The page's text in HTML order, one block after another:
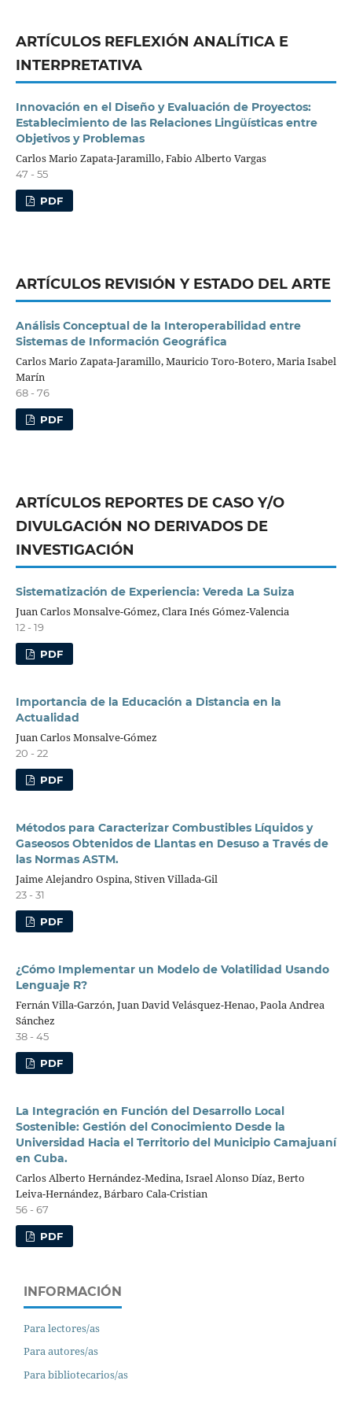
ARTÍCULOS REFLEXIÓN ANALÍTICA E
INTERPRETATIVA
Innovación en el Diseño y Evaluación de Proyectos:
Establecimiento de las Relaciones Lingüísticas entre
Objetivos y Problemas
Carlos Mario Zapata-Jaramillo, Fabio Alberto Vargas
47 - 55
PDF
ARTÍCULOS REVISIÓN Y ESTADO DEL ARTE
Análisis Conceptual de la Interoperabilidad entre
Sistemas de Información Geográfica
Carlos Mario Zapata-Jaramillo, Mauricio Toro-Botero, Maria Isabel
Marín
68 - 76
PDF
ARTÍCULOS REPORTES DE CASO Y/O
DIVULGACIÓN NO DERIVADOS DE
INVESTIGACIÓN
Sistematización de Experiencia: Vereda La Suiza
Juan Carlos Monsalve-Gómez, Clara Inés Gómez-Valencia
12 - 19
PDF
Importancia de la Educación a Distancia en la
Actualidad
Juan Carlos Monsalve-Gómez
20 - 22
PDF
Métodos para Caracterizar Combustibles Líquidos y
Gaseosos Obtenidos de Llantas en Desuso a Través de
las Normas ASTM.
Jaime Alejandro Ospina, Stiven Villada-Gil
23 - 31
PDF
¿Cómo Implementar un Modelo de Volatilidad Usando
Lenguaje R?
Fernán Villa-Garzón, Juan David Velásquez-Henao, Paola Andrea
Sánchez
38 - 45
PDF
La Integración en Función del Desarrollo Local
Sostenible: Gestión del Conocimiento Desde la
Universidad Hacia el Territorio del Municipio Camajuaní
en Cuba.
Carlos Alberto Hernández-Medina, Israel Alonso Díaz, Berto
Leiva-Hernández, Bárbaro Cala-Cristian
56 - 67
PDF
INFORMACIÓN
Para lectores/as
Para autores/as
Para bibliotecarios/as